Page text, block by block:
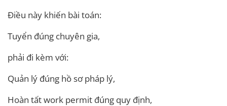
Điều này khiến bài toán:
Tuyển đúng chuyên gia,
phải đi kèm với:
Quản lý đúng hồ sơ pháp lý,
Hoàn tất work permit đúng quy định,